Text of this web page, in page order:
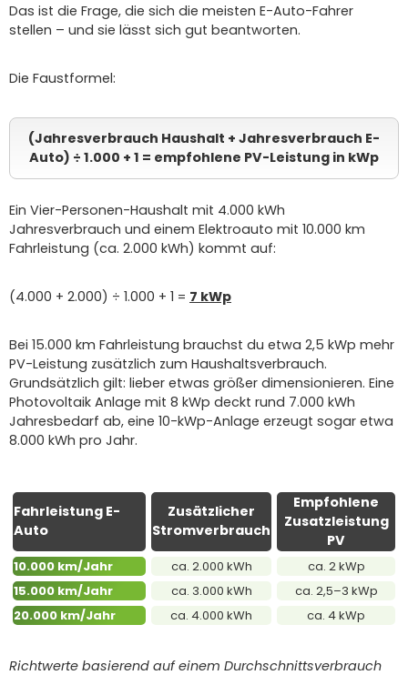
Das ist die Frage, die sich die meisten E-Auto-Fahrer
stellen – und sie lässt sich gut beantworten.
Die Faustformel:
(Jahresverbrauch Haushalt + Jahresverbrauch E-
Auto) ÷ 1.000 + 1 = empfohlene PV-Leistung in kWp
Ein Vier-Personen-Haushalt mit 4.000 kWh
Jahresverbrauch und einem Elektroauto mit 10.000 km
Fahrleistung (ca. 2.000 kWh) kommt auf:
(4.000 + 2.000) ÷ 1.000 + 1 = 7 kWp
Bei 15.000 km Fahrleistung brauchst du etwa 2,5 kWp mehr
PV-Leistung zusätzlich zum Haushaltsverbrauch.
Grundsätzlich gilt: lieber etwas größer dimensionieren. Eine
Photovoltaik Anlage mit 8 kWp deckt rund 7.000 kWh
Jahresbedarf ab, eine 10-kWp-Anlage erzeugt sogar etwa
8.000 kWh pro Jahr.
Fahrleistung E-
Auto
Zusätzlicher
Stromverbrauch
Empfohlene
Zusatzleistung
PV
10.000 km/Jahr ca. 2.000 kWh
ca. 2 kWp
15.000 km/Jahr
ca. 3.000 kWh
ca. 2,5–3 kWp
20.000 km/Jahr
ca. 4.000 kWh ca. 4 kWp
Richtwerte basierend auf einem Durchschnittsverbrauch